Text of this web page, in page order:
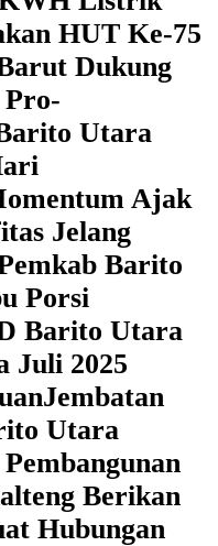
HUT Ke-75
Dukung
Utara
Ajak
Jelang
Barito
Porsi
Barito Utara
Juli 2025
Jembatan
Utara
Berikan
Hubungan